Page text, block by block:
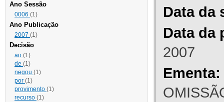
Ano Sessão
0006 (1)
Ano Publicação
2007 (1)
Decisão
ao (1)
de (1)
negou (1)
por (1)
provimento (1)
recurso (1)
Data da
Data da
2007
Ementa: